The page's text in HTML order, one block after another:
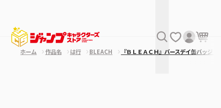
ホーム 作品名 は行 BLEACH 『ＢＬＥＡＣＨ』バースデイ缶バッ